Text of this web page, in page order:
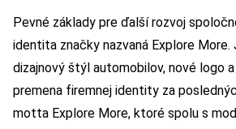
Pevné základy pre ďalší rozvoj
identita značky nazvaná Explore
dizajnový štýl automobilov, nové logo
premena firemnej identity za
motta Explore More, ktoré spolu s